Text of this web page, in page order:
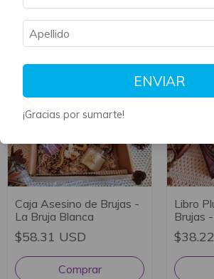
Ordenar
Filtrar
Caja Asesino de Brujas -
La Bruja Blanca
$58.31 USD
Libro
Brujas
ENVIAR
¡Gracias por sumarte!